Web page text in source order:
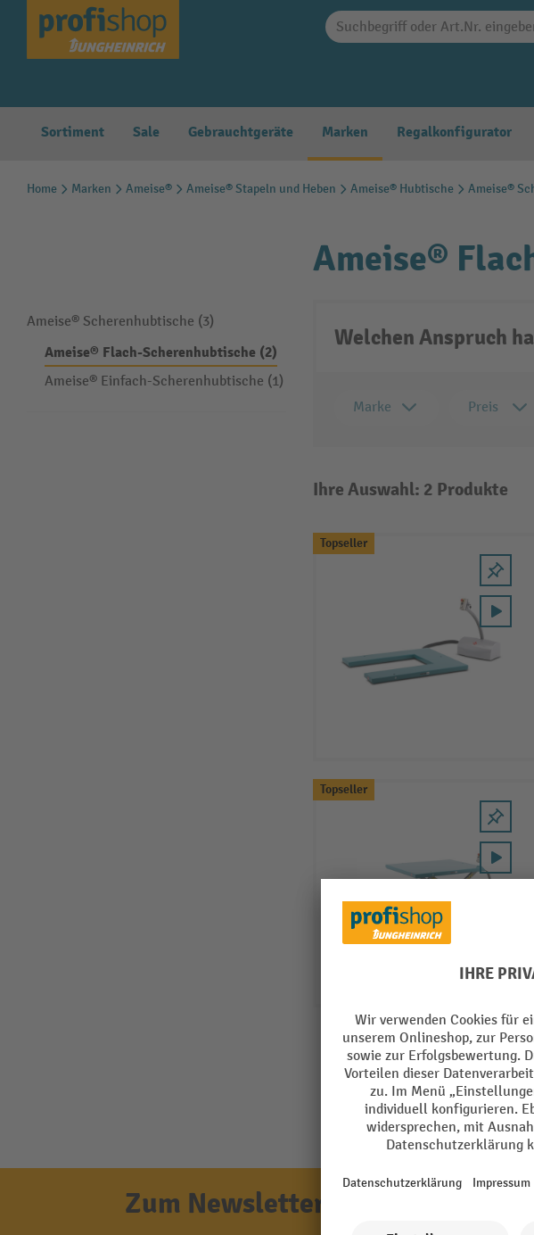
Zur Hauptnavigation springen
Sortiment Sale Gebrauchtgeräte Marken Regalkonfigurator
Home Marken Ameise® Ameise® Stapeln und Heben Ameise® Hubtische Ameise®
Ameise® Scherenhubtische (3)
Ameise® Flach-Scherenhubtische (2)
Ameise® Einfach-Scherenhubtische (1)
Ameise®
Welchen Anspruch
Marke Preis
Ihre Auswahl: 2 Produkte
Topseller
Topseller
Zum Newsletter anmelden und